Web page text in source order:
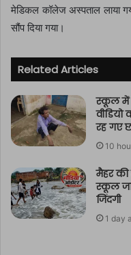
मेडिकल कॉलेज अस्पताल लाया
सौंप दिया गया।
Related Articles
स्कूल में
रह गए
10
मैहर
स्कूल
जिंदगी
1 day